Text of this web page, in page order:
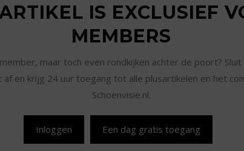
IS EXCLUSIEF
MEMBERS
maar toch even rondkijken achter de poort?
en krijg 24 uur toegang tot alle plusartikelen en het
Schoenvisie.nl.
Inloggen Een dag gratis toegang